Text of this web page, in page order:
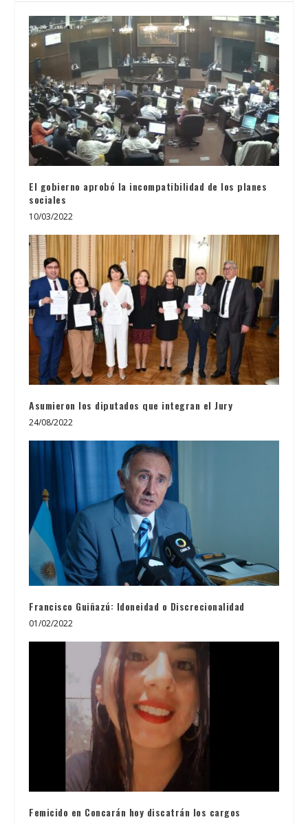
El gobierno aprobó la incompatibilidad de los planes
sociales
10/03/2022
Asumieron los diputados que integran el Jury
24/08/2022
Francisco Guiñazú: Idoneidad o Discrecionalidad
01/02/2022
Femicido en Concarán hoy discatrán los cargos